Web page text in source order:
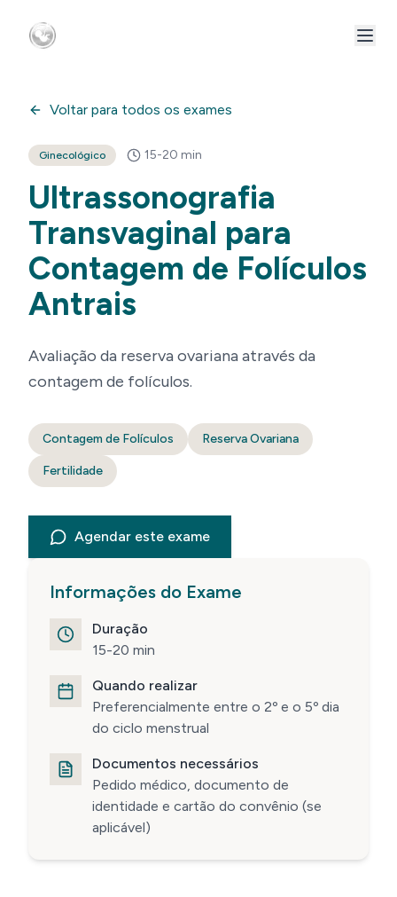
Voltar para todos os exames
Ginecológico 15-20 min
Ultrassonografia
Transvaginal para
Contagem de Folículos
Antrais
Avaliação da reserva ovariana através da
contagem de folículos.
Contagem de Folículos Reserva Ovariana
Fertilidade
Agendar este exame
Informações do Exame
Duração
15-20 min
Quando realizar
Preferencialmente entre o 2º e o 5º dia
do ciclo menstrual
Documentos necessários
Pedido médico, documento de
identidade e cartão do convênio (se
aplicável)